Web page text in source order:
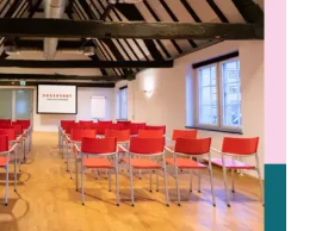
40 personen tot 50 personen
tot 80 personen